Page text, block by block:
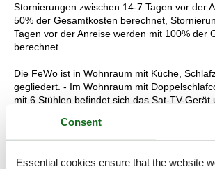
Stornierungen zwischen 14-7 Tagen vor der
50% der Gesamtkosten berechnet,
Tagen vor der Anreise werden mit 100% der
berechnet.
Die FeWo ist in Wohnraum mit Küche,
gegliedert. - Im Wohnraum mit
mit 6 Stühlen befindet sich das Sat-TV-Gerät
Kochstellen), Dunstabzugshaube, Backofen,
Gefrierbox, Spülmaschine, Wasserkocher
eine Kofferablage. - Zusätzliche
Consent
Essential cookies ensure that the website